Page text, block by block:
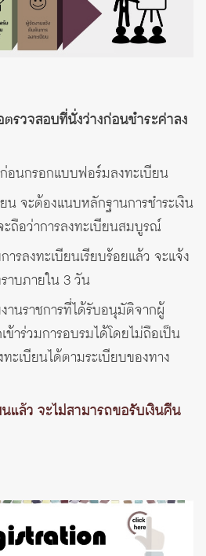
รวจสอบที่นั่งว่างก่อนชำระค่าลง
อนกรอกแบบฟอร์มลงทะเบียน
จะต้องแนบหลักฐานการชำระเงิน
ถือว่าการลงทะเบียนสมบูรณ์
รลงทะเบียนเรียบร้อยแล้ว จะแจ้ง
าบภายใน 3 วัน
านราชการที่ได้รับอนุมัติจากผู้
าร่วมการอบรมได้โดยไม่ถือเป็น
ะเบียนได้ตามระเบียบของทาง
นแล้ว จะไม่สามารถขอรับเงินคืน